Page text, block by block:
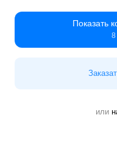
Показать
8
или